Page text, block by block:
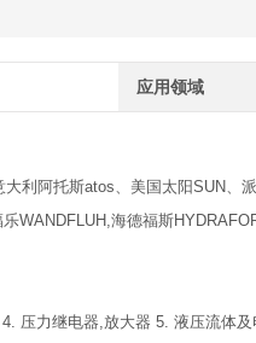
应用领域
利阿托斯atos、美国太阳SUN、
WANDFLUH,海德福斯
压力继电器,放大器 5. 液压流体及